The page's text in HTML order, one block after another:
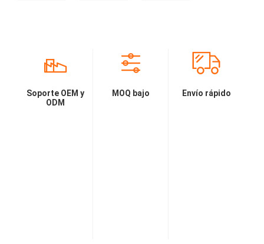
Soporte OEM y
ODM
MOQ bajo Envío rápido